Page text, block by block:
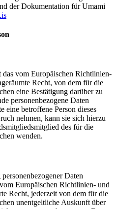
der Dokumentation für Umami
das vom Europäischen Richtlinien-
Recht, von dem für die
eine Bestätigung darüber zu
personenbezogene Daten
eine betroffene Person dieses
nehmen, kann sie sich hierzu
des für die
wenden.
Daten
Europäischen Richtlinien- und
Recht, jederzeit von dem für die
unentgeltliche Auskunft über